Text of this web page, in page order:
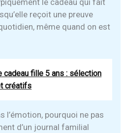
le cadeau qui fait
reçoit une preuve
même quand on est
cadeau fille 5 ans : sélection
créatifs
l’émotion, pourquoi ne pas
d’un journal familial